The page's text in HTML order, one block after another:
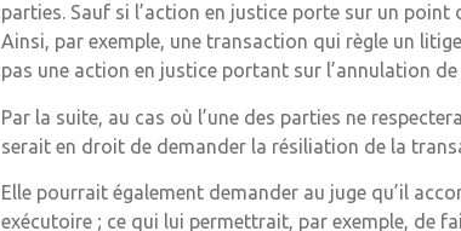
parties. Sauf si l’action en justice porte sur un
Ainsi, par exemple, une transaction qui règle un
pas une action en justice portant sur l’annulation
Par la suite, au cas où l’une des parties ne
serait en droit de demander la résiliation de la
Elle pourrait également demander au juge qu’il
exécutoire ; ce qui lui permettrait, par exemple, de